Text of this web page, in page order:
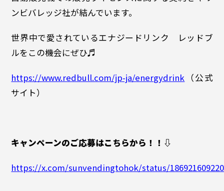
ンビバレッジ社が結んでいます。
世界中で愛されているエナジードリンク レッドブ
ルをこの機会にぜひ♬
https://www.redbull.com/jp-ja/energydrink （公式
サイト）
キャンペーンのご応募はこちらから！！⇩
https://x.com/sunvendingtohok/status/